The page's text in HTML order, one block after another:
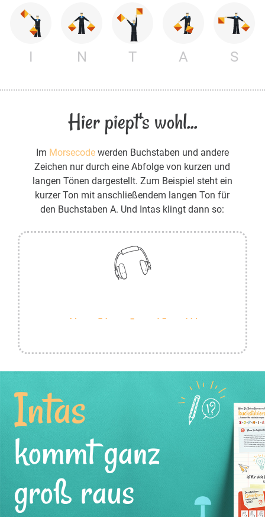
I N T A S
Hier piept's wohl...
Im Morsecodewerden Buchstaben und andere
Zeichen nur durch eine Abfolge von kurzen und
langen Tönen dargestellt. Zum Beispiel steht ein
kurzer Ton mit anschließendem langen Ton für
den Buchstaben A. Und Intas klingt dann so:
Intas
kommt ganz
groß raus